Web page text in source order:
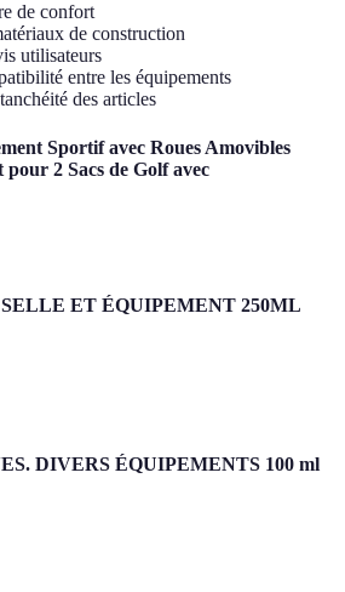
de confort
de construction
utilisateurs
entre les équipements
des articles
Sportif avec Roues Amovibles
2 Sacs de Golf avec
ET ÉQUIPEMENT 250ML
DIVERS ÉQUIPEMENTS 100 ml